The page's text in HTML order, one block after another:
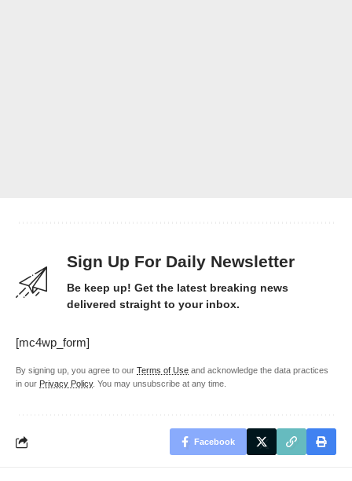
Sign Up For Daily Newsletter
Be keep up! Get the latest breaking news
delivered straight to your inbox.
[mc4wp_form]
By signing up, you agree to our Terms of Use and acknowledge the data practices
in our Privacy Policy. You may unsubscribe at any time.
Facebook